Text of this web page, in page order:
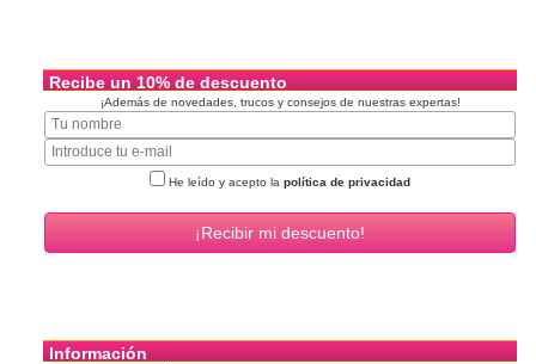
Recibe un 10% de descuento
¡Además de novedades, trucos y consejos de nuestras expertas!
He leído y acepto la política de privacidad
Información